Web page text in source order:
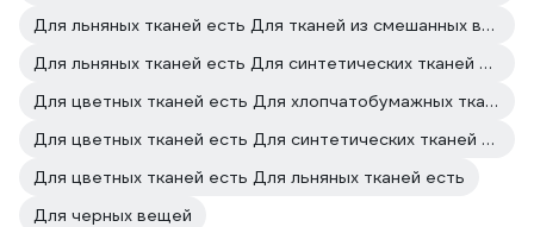
Для льняных тканей есть Для тканей из смешанных волокон есть
Для льняных тканей есть Для синтетических тканей есть
Для цветных тканей есть Для хлопчатобумажных тканей есть
Для цветных тканей есть Для синтетических тканей есть
Для цветных тканей есть Для льняных тканей есть
Для черных вещей